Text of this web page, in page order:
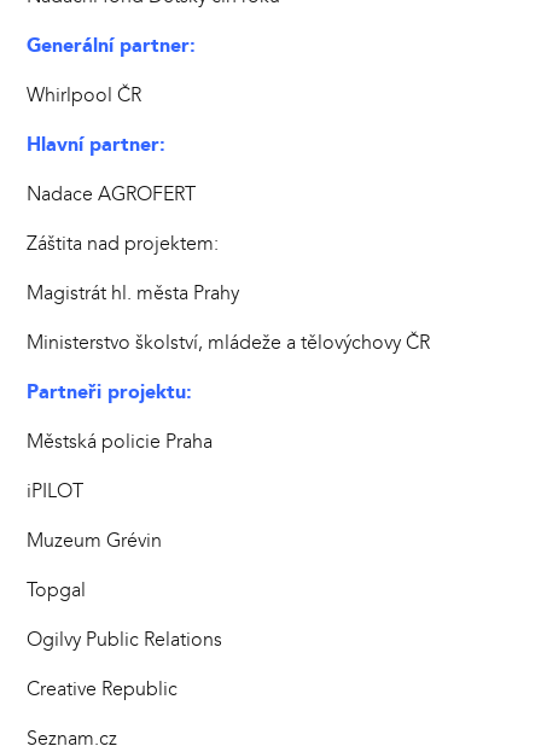
Generální partner:
Whirlpool ČR
Hlavní partner:
Nadace AGROFERT
Záštita nad projektem:
Magistrát hl. města Prahy
Ministerstvo školství, mládeže a tělovýchovy ČR
Partneři projektu:
Městská policie Praha
iPILOT
Muzeum Grévin
Topgal
Ogilvy Public Relations
Creative Republic
Seznam.cz